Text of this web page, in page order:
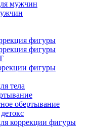
мужчин
фигуры
фигуры
фигуры
тела
обертывание
коррекции фигуры